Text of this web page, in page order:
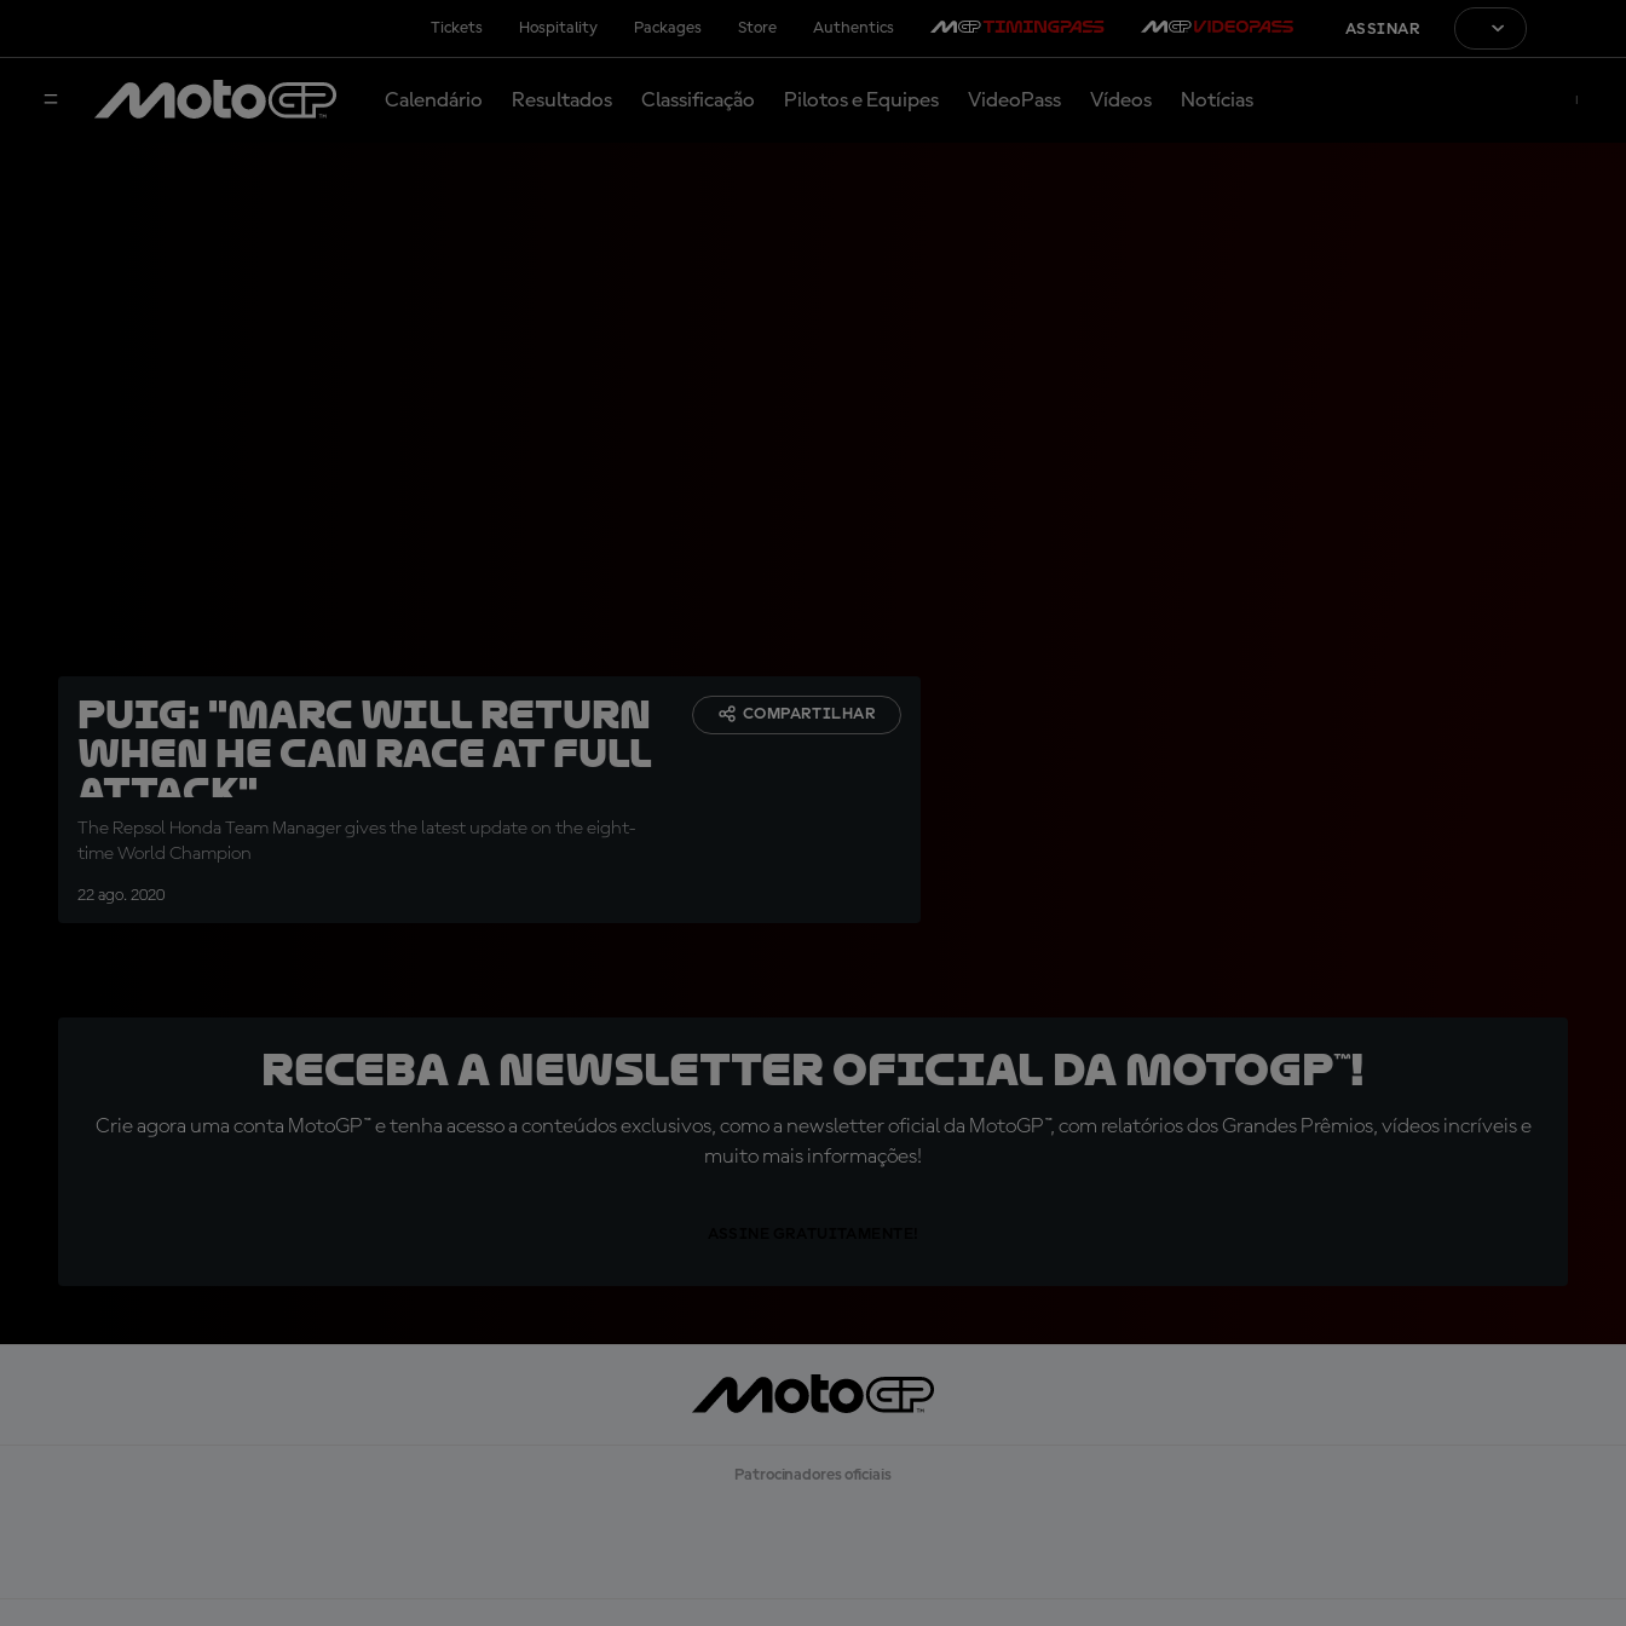
Tickets Hospitality Packages Store Authentics ASSINAR
Calendário Resultados Classificação Pilotos e Equipes VideoPass Vídeos Notícias
Puig: "Marc will return
when he can race at full
attack"
The Repsol Honda Team Manager gives the latest update on the eight-
time World Champion
22 ago. 2020
COMPARTILHAR
Receba a newsletter oficial da MotoGP™!
Crie agora uma conta MotoGP™ e tenha acesso a conteúdos exclusivos, como a newsletter oficial da MotoGP™, com relatórios dos Grandes Prêmios, vídeos incríveis e
muito mais informações!
Patrocinadores oficiais